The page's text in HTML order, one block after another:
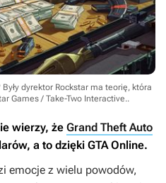
dyrektor Rockstar ma teorię, która
Games / Take-Two Interactive..
wierzy, że Grand Theft Auto
a to dzięki GTA Online.
emocje z wielu powodów,